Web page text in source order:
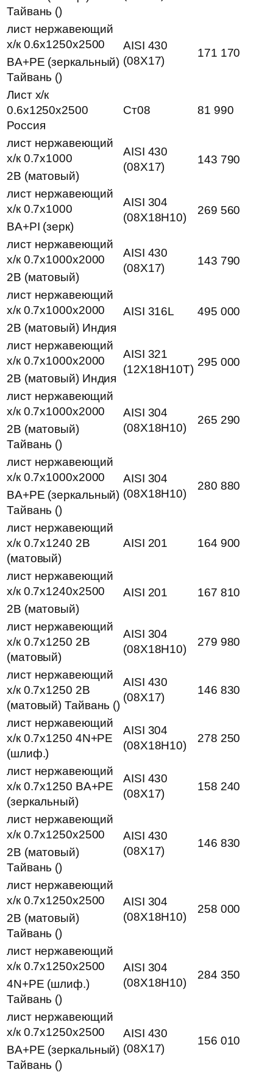
Тайвань ()
лист нержавеющий
х/к 0.6х1250х2500
AISI 430
(08Х17)
171 170
BA+PE (зеркальный)
Тайвань ()
Лист х/к
0.6х1250х2500
Россия
Ст08 81 990
лист нержавеющий
х/к 0.7х1000
AISI 430
(08Х17)
143 790
2B (матовый)
лист нержавеющий
х/к 0.7х1000
AISI 304
(08Х18Н10)
269 560
BA+PI (зерк)
лист нержавеющий
х/к 0.7х1000х2000
AISI 430
(08Х17)
143 790
2B (матовый)
лист нержавеющий
х/к 0.7х1000х2000
AISI 316L
495 000
2B (матовый) Индия
лист нержавеющий
х/к 0.7х1000х2000
AISI 321
(12Х18Н10Т)
295 000
2B (матовый) Индия
лист нержавеющий
х/к 0.7х1000х2000
AISI 304
(08Х18Н10)
265 290
2B (матовый)
Тайвань ()
лист нержавеющий
х/к 0.7х1000х2000
AISI 304
(08Х18Н10)
280 880
BA+PE (зеркальный)
Тайвань ()
лист нержавеющий
х/к 0.7х1240 2B
(матовый)
AISI 201 164 900
лист нержавеющий
х/к 0.7х1240х2500
AISI 201
167 810
2B (матовый)
лист нержавеющий
х/к 0.7х1250 2B
(матовый)
AISI 304
(08Х18Н10)
279 980
лист нержавеющий
х/к 0.7х1250 2B
(матовый) Тайвань ()
AISI 430
(08Х17)
146 830
лист нержавеющий
х/к 0.7х1250 4N+PE
(шлиф.)
AISI 304
(08Х18Н10)
278 250
лист нержавеющий
х/к 0.7х1250 BA+PE
(зеркальный)
AISI 430
(08Х17)
158 240
лист нержавеющий
х/к 0.7х1250х2500
AISI 430
(08Х17)
146 830
2B (матовый)
Тайвань ()
лист нержавеющий
х/к 0.7х1250х2500
AISI 304
(08Х18Н10)
258 000
2B (матовый)
Тайвань ()
лист нержавеющий
х/к 0.7х1250х2500
AISI 304
(08Х18Н10)
284 350
4N+PE (шлиф.)
Тайвань ()
лист нержавеющий
х/к 0.7х1250х2500
AISI 430
(08Х17)
156 010
BA+PE (зеркальный)
Тайвань ()